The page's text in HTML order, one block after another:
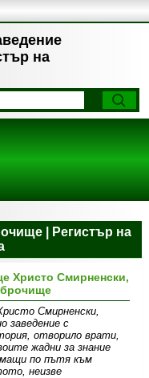
на
| Регистър на
Христо Смирненски,
Смирненски,
заведение с
отворило врати,
жадни за знание
по пътя към
неизве